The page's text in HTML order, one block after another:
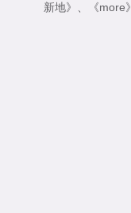
新地》 、 《more》